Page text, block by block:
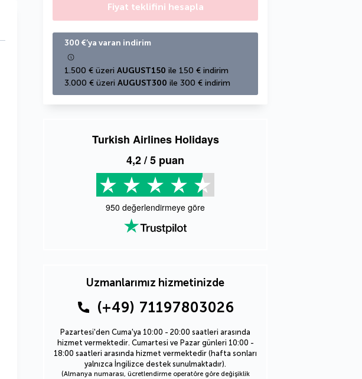
Fiyat teklifini hesapla
300 €’ya varan indirim
1.500 € üzeri AUGUST150 ile 150 € indirim
3.000 € üzeri AUGUST300 ile 300 € indirim
Turkish Airlines Holidays
4,2/ 5 puan
950 değerlendirmeye göre
Uzmanlarımız hizmetinizde
(+49) 71197803026
Pazartesi'den Cuma'ya 10:00 - 20:00 saatleri arasında
hizmet vermektedir. Cumartesi ve Pazar günleri 10:00 -
18:00 saatleri arasında hizmet vermektedir (hafta sonları
yalnızca İngilizce destek sunulmaktadır).
(Almanya numarası, ücretlendirme operatöre göre değişiklik